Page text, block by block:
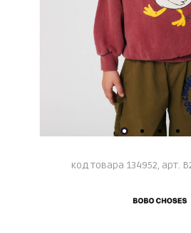
код товара 134952, арт.